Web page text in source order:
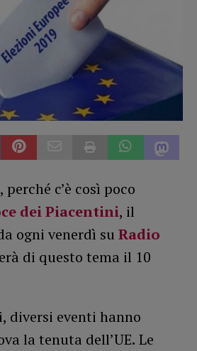
c’è così poco
dei Piacentini, il
ogni venerdì su Radio
di questo tema il 10
diversi eventi hanno
la tenuta dell’UE. Le